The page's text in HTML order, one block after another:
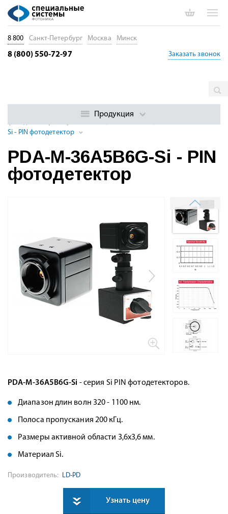
Фотоприемные модули (Si / InGaAs)
Si - PIN фотодетектор
PDA-M-36A5B6G-Si - PIN
фотодетектор
PDA-M-36A5B6G-Si - серия Si PIN фотодетекторов.
Диапазон длин волн 320 - 1100 нм.
Полоса пропускания 200 кГц.
Размеры активной области 3,6х3,6 мм.
Материал Si.
Производитель: LD-PD
Узнать цену
8 800 Санкт-Петербург Москва Минск
8 (800) 550-72-97 Заказать звонок
Продукция